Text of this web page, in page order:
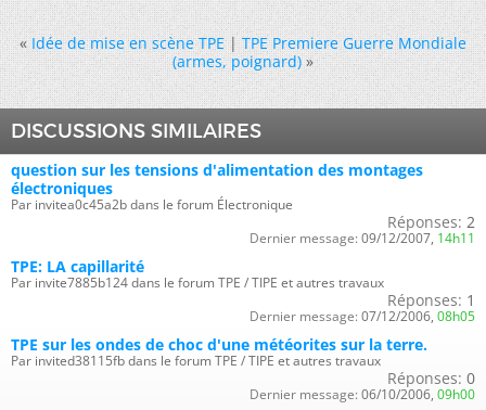
« Idée de mise en scène TPE|TPE Premiere Guerre Mondiale
(armes, poignard) »
DISCUSSIONS SIMILAIRES
question sur les tensions d'alimentation des montages
électroniques
Par invitea0c45a2b dans le forum Électronique
Réponses: 2
Dernier message: 09/12/2007, 14h11
TPE: LA capillarité
Par invite7885b124 dans le forum TPE / TIPE et autres travaux
Réponses: 1
Dernier message: 07/12/2006, 08h05
TPE sur les ondes de choc d'une météorites sur la terre.
Par invited38115fb dans le forum TPE / TIPE et autres travaux
Réponses: 0
Dernier message: 06/10/2006, 09h00